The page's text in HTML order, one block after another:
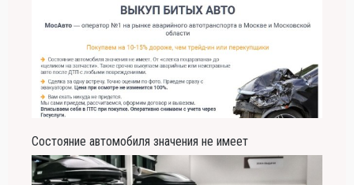
Состояние автомобиля значения не имеет